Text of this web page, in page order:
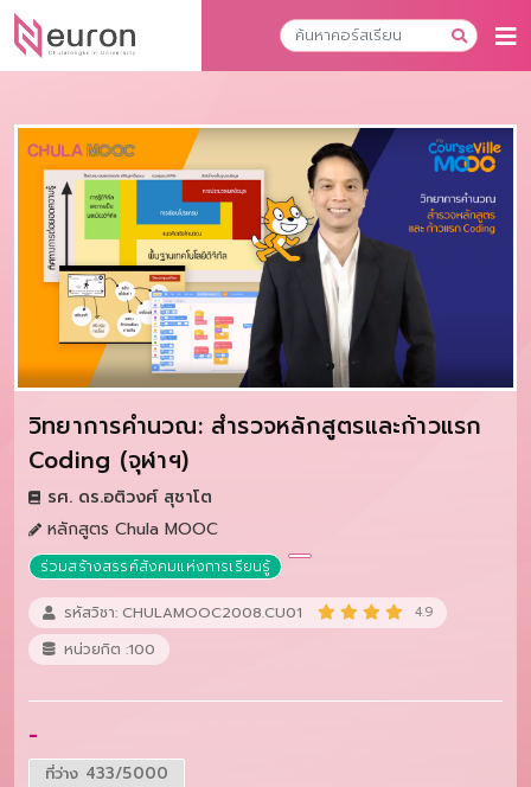
วิทยาการคำนวณ: สำรวจหลักสูตรและก้าวแรก
Coding (จุฬาฯ)
รศ. ดร.อติวงศ์ สุชาโต
หลักสูตร Chula MOOC
ร่วมสร้างสรรค์สังคมแห่งการเรียนรู้
รหัสวิชา: CHULAMOOC2008.CU01 4.9
หน่วยกิต :100
-
ที่ว่าง 433/5000